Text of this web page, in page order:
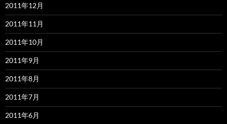
2011年12月
2011年11月
2011年10月
2011年9月
2011年8月
2011年7月
2011年6月